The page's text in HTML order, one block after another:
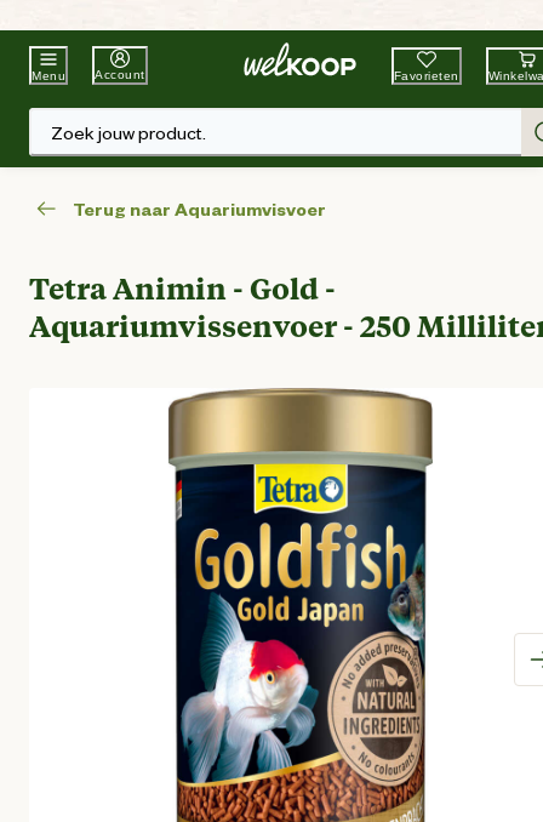
Beste WinkelketenTuin & Dier
Menu Account Favorieten
Zoek jouw product.
Terug naar Aquariumvisvoer
Tetra Animin - Gold -
Aquariumvissenvoer - 250